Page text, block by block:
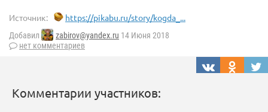
Источник: https://pikabu.ru/story/kogda_...
Добавил zabirov@yandex.ru 14 Июня 2018
нет комментариев
Комментарии участников: